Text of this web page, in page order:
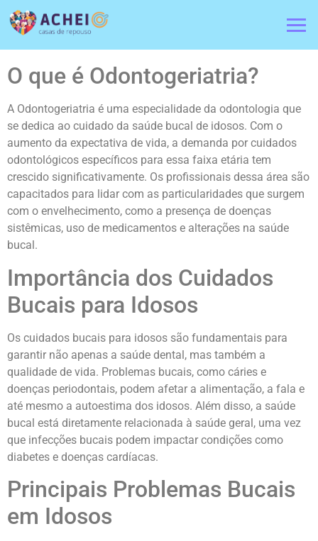
O que é Odontogeriatria?
A Odontogeriatria é uma especialidade da odontologia que
se dedica ao cuidado da saúde bucal de idosos. Com o
aumento da expectativa de vida, a demanda por cuidados
odontológicos específicos para essa faixa etária tem
crescido significativamente. Os profissionais dessa área são
capacitados para lidar com as particularidades que surgem
com o envelhecimento, como a presença de doenças
sistêmicas, uso de medicamentos e alterações na saúde
bucal.
Importância dos Cuidados
Bucais para Idosos
Os cuidados bucais para idosos são fundamentais para
garantir não apenas a saúde dental, mas também a
qualidade de vida. Problemas bucais, como cáries e
doenças periodontais, podem afetar a alimentação, a fala e
até mesmo a autoestima dos idosos. Além disso, a saúde
bucal está diretamente relacionada à saúde geral, uma vez
que infecções bucais podem impactar condições como
diabetes e doenças cardíacas.
Principais Problemas Bucais
em Idosos